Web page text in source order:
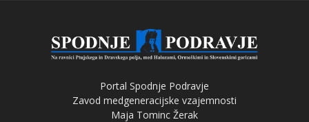
Portal Spodnje Podravje
Zavod medgeneracijske vzajemnosti
Maja Tominc Žerak